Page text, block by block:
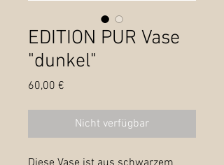
EDITION PUR Vase
"dunkel"
60,00 €
Nicht verfügbar